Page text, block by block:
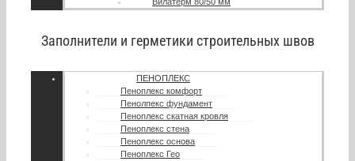
Заполнители и герметики строительных швов
ПЕНОПЛЕКС
Пеноплекс комфорт
Пенолпекс фундамент
Пеноплекс скатная кровля
Пеноплекс стена
Пеноплекс основа
Пеноплекс Гео